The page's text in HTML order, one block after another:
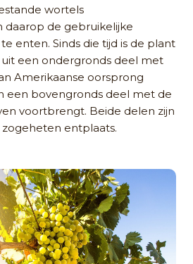
wortels
daarop de gebruikelijke
enten. Sinds die tijd is de plant
een ondergronds deel met
Amerikaanse oorsprong
een bovengronds deel met de
voortbrengt. Beide delen zijn
entplaats.